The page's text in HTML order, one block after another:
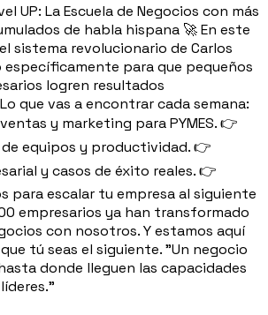
UP: La Escuela de Negocios con más
de habla hispana 🚀 En este
sistema revolucionario de Carlos
específicamente para que pequeños
logren resultados
que vas a encontrar cada semana:
y marketing para PYMES. 👉
equipos y productividad. 👉
y casos de éxito reales. 👉
para escalar tu empresa al siguiente
empresarios ya han transformado
con nosotros. Y estamos aquí
tú seas el siguiente. "Un negocio
donde lleguen las capacidades